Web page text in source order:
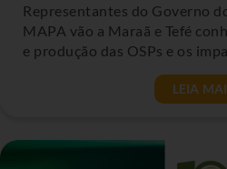
Representantes do Governo
MAPA vão a Maraã e Tefé
e produção das OSPs e os
LEIA